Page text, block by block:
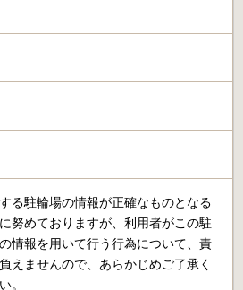
る駐輪場の情報が正確なものとなる
努めておりますが、利用者がこの駐
情報を用いて行う行為について、責
えませんので、あらかじめご了承く
。